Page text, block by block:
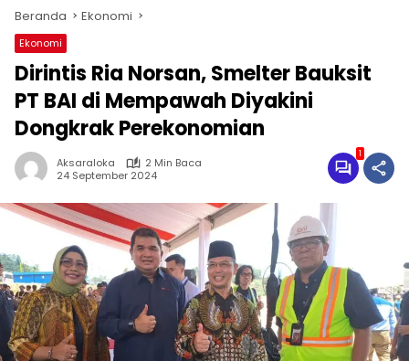
Beranda Ekonomi
Ekonomi
Dirintis Ria Norsan, Smelter Bauksit
PT BAI di Mempawah Diyakini
Dongkrak Perekonomian
Aksaraloka
2 Min Baca
24 September 2024
1